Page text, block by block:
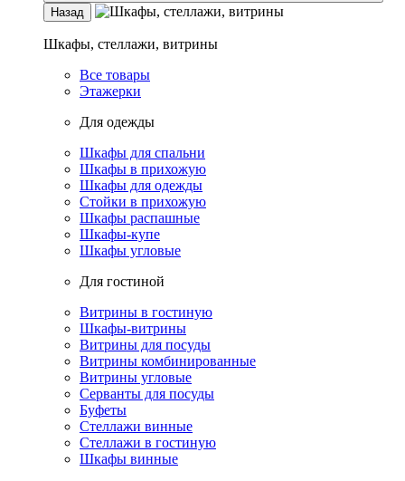
Назад
Шкафы, стеллажи, витрины
Все товары
Этажерки
Для одежды
Шкафы для спальни
Шкафы в прихожую
Шкафы для одежды
Стойки в прихожую
Шкафы распашные
Шкафы-купе
Шкафы угловые
Для гостиной
Витрины в гостиную
Шкафы-витрины
Витрины для посуды
Витрины комбинированные
Витрины угловые
Серванты для посуды
Буфеты
Стеллажи винные
Стеллажи в гостиную
Шкафы винные